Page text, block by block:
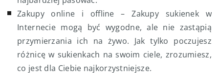
Zakupy online i offline – Zakupy sukienek w
Internecie mogą być wygodne, ale nie zastąpią
przymierzania ich na żywo. Jak tylko poczujesz
różnicę w sukienkach na swoim ciele, zrozumiesz,
co jest dla Ciebie najkorzystniejsze.